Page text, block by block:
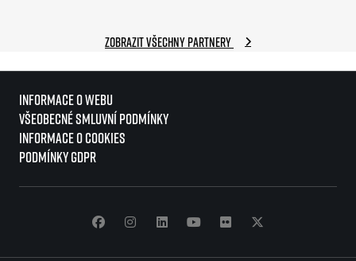
Zobrazit všechny partnery
Informace o webu
Všeobecné smluvní podmínky
Informace o cookies
Podmínky GDPR